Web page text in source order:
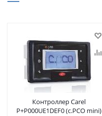
Контроллер Carel
P+P000UE1DEF0 (c.PCO mini)